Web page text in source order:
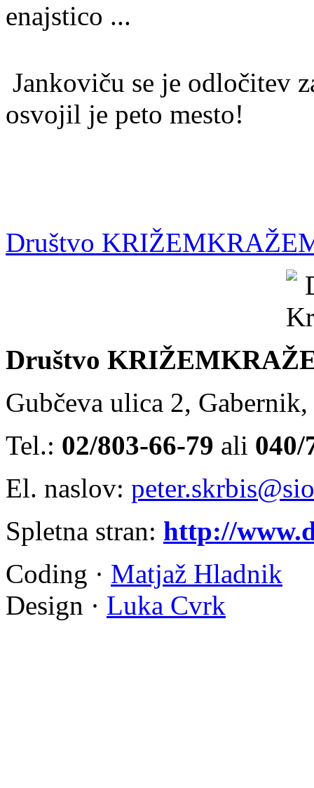
enajstico ...
Jankoviču se je odločitev
osvojil je peto mesto!
Društvo
Društvo
Gubčeva ulica 2,
Tel.: 02/803-66-79 ali 040/
El. naslov:
Spletna stran: http://
Coding · Matjaž Hladnik
Design · Luka Cvrk